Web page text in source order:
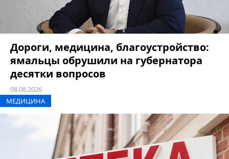
Дороги, медицина, благоустройство:
ямальцы обрушили на губернатора
десятки вопросов
08.08.2026
МЕДИЦИНА